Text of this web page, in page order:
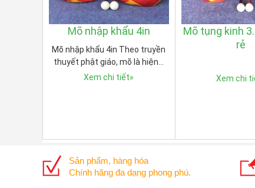
Mõ nhập khẩu 4in
Mõ nhập khẩu 4in Theo truyền
thuyết phật giáo, mõ là hiện…
Xem chi tiết»
Mõ tụng kinh
rẻ
Xem chi
Sản phẩm, hàng hóa
Chính hãng đa dạng phong phú.